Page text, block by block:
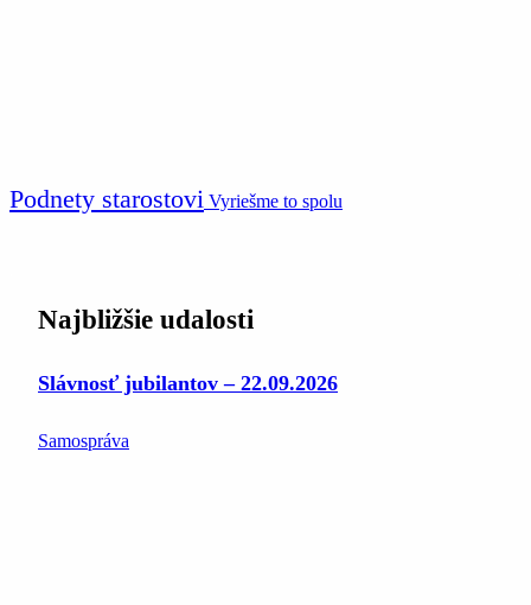
Podnety starostovi Vyriešme to spolu
Najbližšie udalosti
Slávnosť jubilantov – 22.09.2026
Samospráva